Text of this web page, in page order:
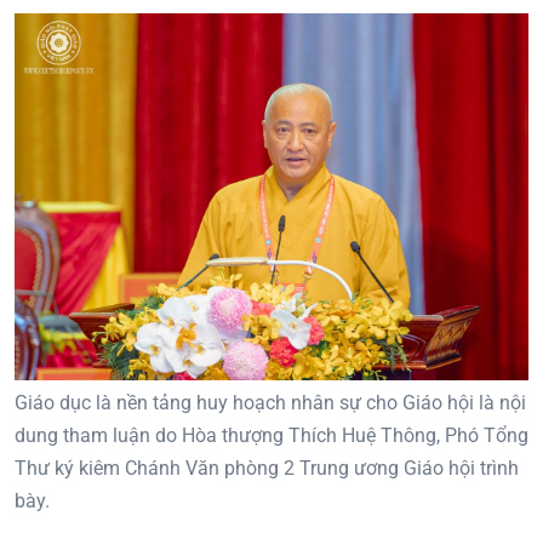
Giáo dục là nền tảng huy hoạch nhân sự cho Giáo hội là nội
dung tham luận do Hòa thượng Thích Huệ Thông, Phó Tổng
Thư ký kiêm Chánh Văn phòng 2 Trung ương Giáo hội trình
bày.